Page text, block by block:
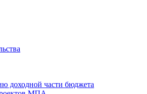
доходной части бюджета